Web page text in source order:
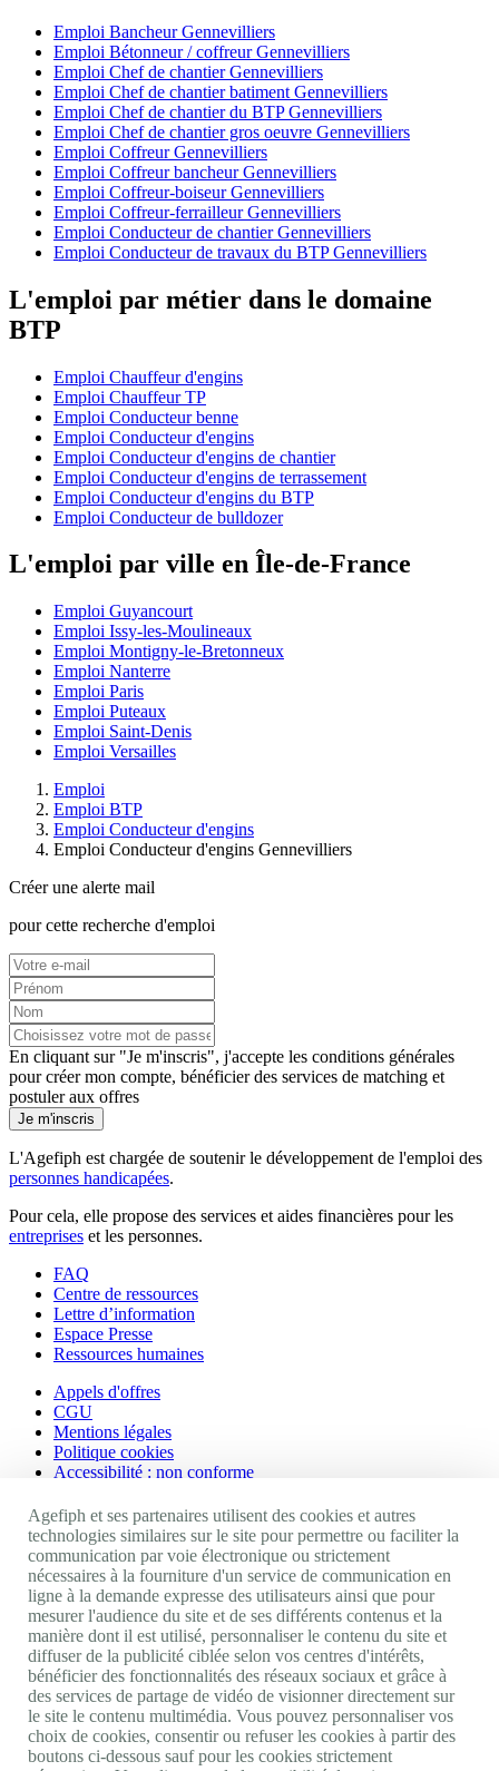
Emploi Bancheur Gennevilliers
Emploi Bétonneur / coffreur Gennevilliers
Emploi Chef de chantier Gennevilliers
Emploi Chef de chantier batiment Gennevilliers
Emploi Chef de chantier du BTP Gennevilliers
Emploi Chef de chantier gros oeuvre Gennevilliers
Emploi Coffreur Gennevilliers
Emploi Coffreur bancheur Gennevilliers
Emploi Coffreur-boiseur Gennevilliers
Emploi Coffreur-ferrailleur Gennevilliers
Emploi Conducteur de chantier Gennevilliers
Emploi Conducteur de travaux du BTP Gennevilliers
L'emploi par métier dans le domaine
BTP
Emploi Chauffeur d'engins
Emploi Chauffeur TP
Emploi Conducteur benne
Emploi Conducteur d'engins
Emploi Conducteur d'engins de chantier
Emploi Conducteur d'engins de terrassement
Emploi Conducteur d'engins du BTP
Emploi Conducteur de bulldozer
L'emploi par ville en Île-de-France
Emploi Guyancourt
Emploi Issy-les-Moulineaux
Emploi Montigny-le-Bretonneux
Emploi Nanterre
Emploi Paris
Emploi Puteaux
Emploi Saint-Denis
Emploi Versailles
Emploi
Emploi BTP
Emploi Conducteur d'engins
Emploi Conducteur d'engins Gennevilliers
Créer une alerte mail
pour cette recherche d'emploi
En cliquant sur "Je m'inscris", j'accepte les conditions générales
pour créer mon compte, bénéficier des services de matching et
postuler aux offres
Je m'inscris
L'Agefiph est chargée de soutenir le développement de l'emploi des
personnes handicapées.
Pour cela, elle propose des services et aides financières pour les
entreprises et les personnes.
FAQ
Centre de ressources
Lettre d’information
Espace Presse
Ressources humaines
Appels d'offres
CGU
Mentions légales
Politique cookies
Accessibilité : non conforme
Nos autres sites
Site portail Agefiph
Activateur de progrès
Handinnov
Innovation et recherche
Université du RRH
Service AppuiPro
Nous suivre
Youtube
Agefiph et ses partenaires utilisent des cookies et autres
technologies similaires sur le site pour permettre ou faciliter la
communication par voie électronique ou strictement
nécessaires à la fourniture d'un service de communication en
ligne à la demande expresse des utilisateurs ainsi que pour
mesurer l'audience du site et de ses différents contenus et la
manière dont il est utilisé, personnaliser le contenu du site et
diffuser de la publicité ciblée selon vos centres d'intérêts,
bénéficier des fonctionnalités des réseaux sociaux et grâce à
des services de partage de vidéo de visionner directement sur
le site le contenu multimédia. Vous pouvez personnaliser vos
choix de cookies, consentir ou refuser les cookies à partir des
boutons ci-dessous sauf pour les cookies strictement